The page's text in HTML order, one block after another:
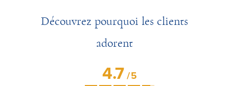
Découvrez pourquoi les clients
adorent
4.7/5